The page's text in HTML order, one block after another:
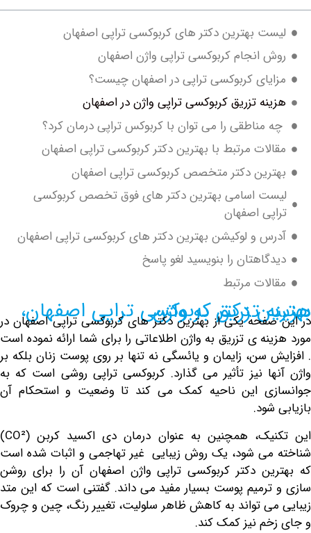
بهترین دکتر های کربوکسی تراپی اصفهان
انجام کربوکسی تراپی واژن اصفهان
کربوکسی تراپی در اصفهان چیست؟
تزریق کربوکسی تراپی واژن در اصفهان
مناطقی را می توان با کربوکس تراپی درمان کرد؟
مرتبط با بهترین دکتر کربوکسی تراپی اصفهان
دکتر متخصص کربوکسی تراپی اصفهان
اسامی بهترین دکتر های فوق تخصص کربوکسی
اصفهان
و لوکیشن بهترین دکتر های کربوکسی تراپی اصفهان
را بنویسید لغو پاسخ
مرتبط
تراپی اصفهان، هزینه تزریق به واژن
یکی از بهترین دکتر های کربوکسی تراپی اصفهان در
ی تزریق به واژن اطلاعاتی را برای شما ارائه نموده است
سن، زایمان و یائسگی نه تنها بر روی پوست زنان بلکه بر
نیز تأثیر می گذارد. کربوکسی تراپی روشی است که به
این ناحیه کمک می کند تا وضعیت و استحکام آن
شود.
این تکنیک، همچنین به عنوان درمان دی اکسید کربن (CO²)
می شود، یک روش زیبایی غیر تهاجمی و اثبات شده است
دکتر کربوکسی تراپی واژن اصفهان آن را برایروشن
پوست بسیار مفید می داند. گفتنی است که این متد
تواند به کاهش ظاهر سلولیت، تغییر رنگ، چین و چروک
نیز کمک کند.